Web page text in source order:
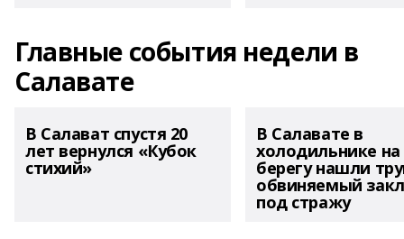
Главные события недели в
Салавате
В Салават спустя 20
лет вернулся «Кубок
стихий»
В Салавате в
холодильнике на
берегу нашли
обвиняемый
под стражу